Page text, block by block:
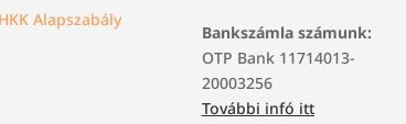
Alapszabály
Bankszámla számunk:
OTP Bank 11714013-
20003256
További infó itt